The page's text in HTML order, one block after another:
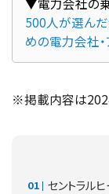
500人が選んだ
めの電力会社
※掲載内容は
セントラル